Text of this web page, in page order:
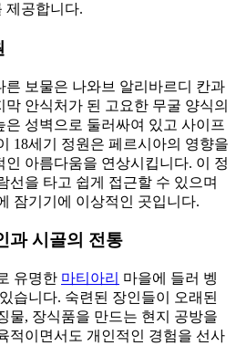
제공합니다.
른 보물은 나와브 알리바르디 칸과
안식처가 된 고요한 무굴 양식의
은 성벽으로 둘러싸여 있고 사이프
18세기 정원은 페르시아의 영향을
아름다움을 연상시킵니다. 이 정
선을 타고 쉽게 접근할 수 있으며
잠기기에 이상적인 곳입니다.
과 시골의 전통
유명한 마티아리 마을에 들러 벵
습니다. 숙련된 장인들이 오래된
물, 장식품을 만드는 현지 공방을
적이면서도 개인적인 경험을 선사